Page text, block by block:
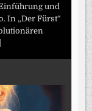
und
In „Der Fürst“